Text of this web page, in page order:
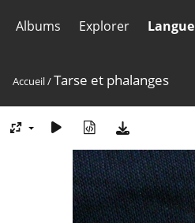
Albums Explorer Langue
Accueil/Tarse et phalanges